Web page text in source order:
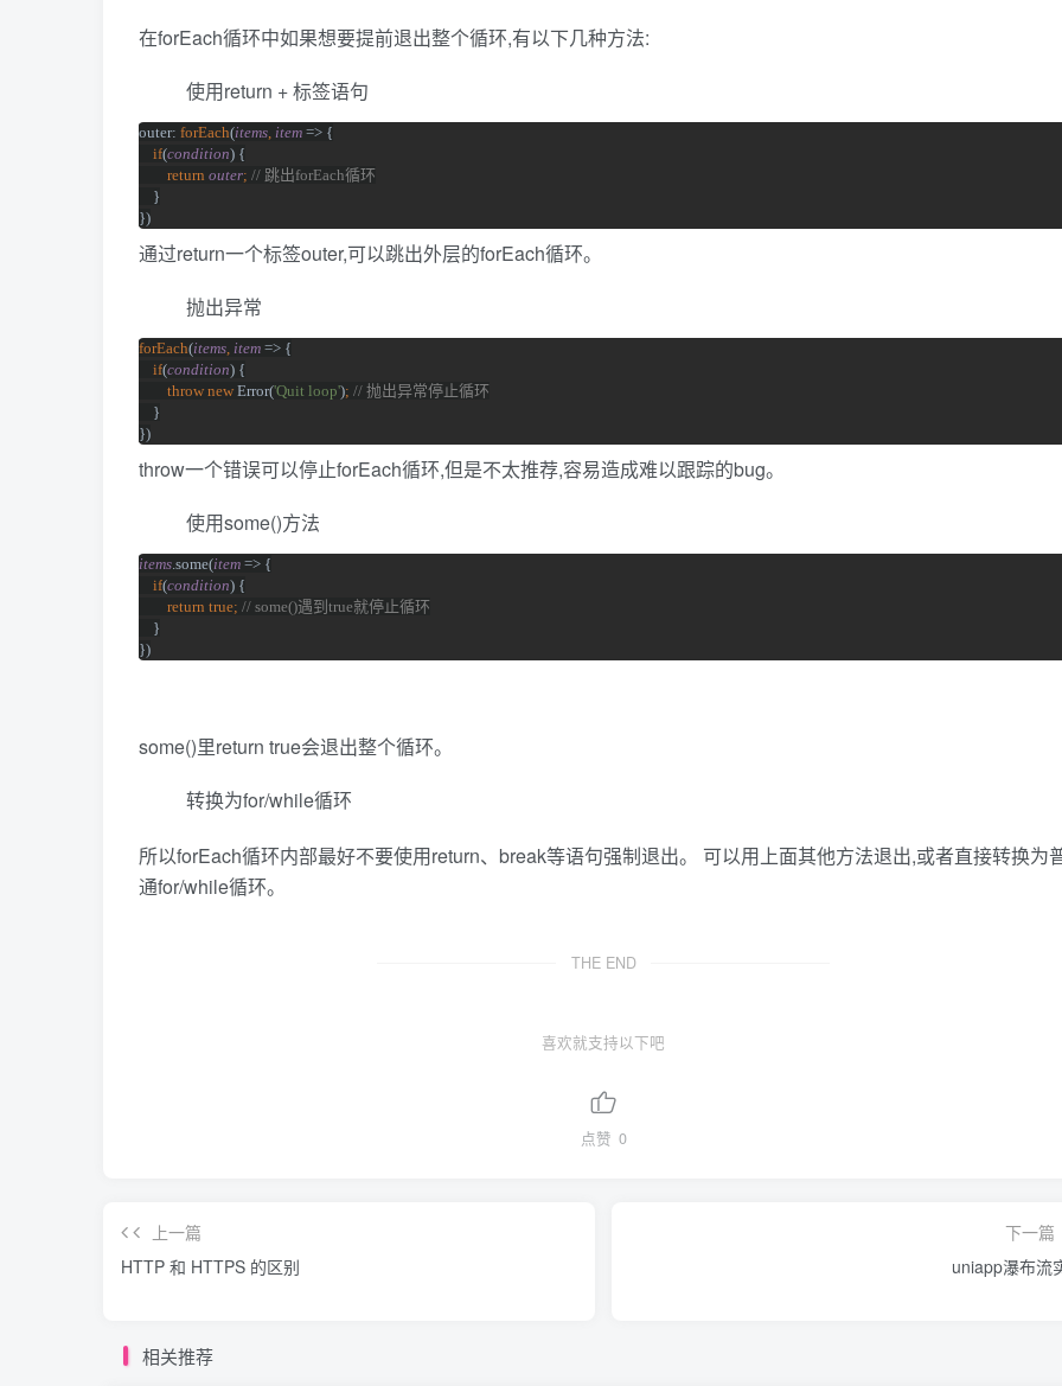
在forEach循环中如果想要提前退出整个循环,有以下几种方法:
使用return + 标签语句
outer: forEach(items, item => {
if(condition) {
return outer; // 跳出forEach循环
}
})
通过return一个标签outer,可以跳出外层的forEach循环。
抛出异常
forEach(items, item => {
if(condition) {
throw new Error('Quit loop'); // 抛出异常停止循环
}
})
throw一个错误可以停止forEach循环,但是不太推荐,容易造成难以跟踪的bug。
使用some()方法
items.some(item => {
if(condition) {
return true; // some()遇到 true就停止循环
}
})
some()里return true会退出整个循环。
转换为for/while循环
所以forEach循环内部最好不要使用return、break等语句强制退出。 可以用上面其他方法退出,或者直接转换为
通for/while循环。
THE END
喜欢就支持以下吧
点赞 0
上一篇
HTTP 和 HTTPS 的区别
下一篇
uniapp瀑布流
相关推荐